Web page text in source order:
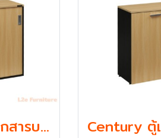
Century ตู้เอกสารบานเลื่อนใส่แฟ้ม ตั้ง 2 ชั้น รุ่น LCS810 ความหนา Top 19 mm.